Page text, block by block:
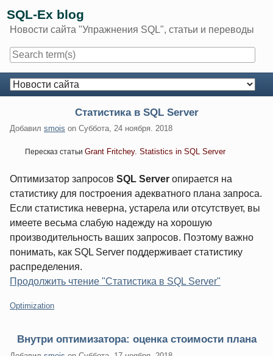
content
SQL-Ex blog
Новости сайта "Упражнения SQL", статьи и переводы
Navigation
Статистика в SQL Server
Добавил smois on Суббота, 24 ноября. 2018
Пересказ статьи Grant Fritchey. Statistics in SQL Server
Оптимизатор запросов SQL Server опирается на
статистику для построения адекватного плана запроса.
Если статистика неверна, устарела или отсутствует, вы
имеете весьма слабую надежду на хорошую
производительность ваших запросов. Поэтому важно
понимать, как SQL Server поддерживает статистику
распределения.
Продолжить чтение "Статистика в SQL Server"
Категории:
Optimization
Внутри оптимизатора: оценка стоимости плана